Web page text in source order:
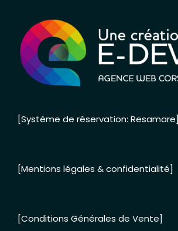
[Système de réservation: Resamare]
[Mentions légales & confidentialité]
[Conditions Générales de Vente]